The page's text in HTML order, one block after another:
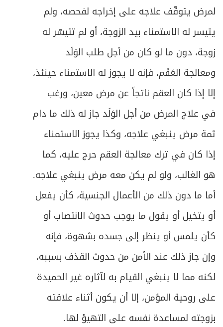
لمرض يتوقّف علاجه على إخراجه لفحصه، ولم
يتيسر له الاستمناء بيد الزوجة، أو لم تتيسّر له
زوجة، دون ما لو كان من أجل طلب الوَلَد
ومعالجة العَقَم، فإنه لا يجوز له الاستمناء حينئذ،
إلا إذا كان العقم ناتجاً عن مرض معين، ورغب
في علاج المرض من أجل الوَلَد جاز له ذلك ما دام
ثمة مرض ينبغي علاجه، وكذا يجوز الاستمناء
إذا كان في ترك معالجة العقم حرج عليه، كما
هو الغالب، ولو لم يكن معه مرض ينبغي علاجه.
أما ما دون ذلك من الأعمال الجنسية، كأن يفعل
أو يتخيل أو يقول ما يوجب حدوث الانتصاب أو
كأن يلمس أو ينظر إلى جسده بشهوة، فإنه
وإن جاز ذلك عند الأمن من حدوث القذف بسببه،
لكنه مما لا ينبغي القيام به لآثاره غير الحميدة
على روحية المؤمن، إلا أن يكون أثناء علاقته
بزوجته لمساعدة نفسه على التهيؤ لها.